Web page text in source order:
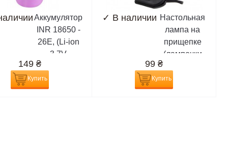
Аккумулятор
INR 18650 -
26E, (Li-ion
3.7V
2600mAh),
сиреневый
149₴
Купить
✓ В наличии Настольная
лампа на
прищепке
(лампочки
99₴
Купить